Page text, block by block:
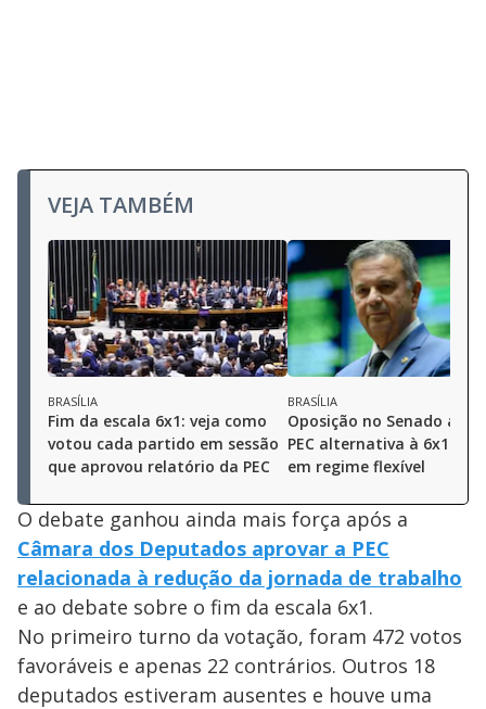
VEJA TAMBÉM
BRASÍLIA
Fim da escala 6x1: veja como
votou cada partido em sessão
que aprovou relatório da PEC
BRASÍLIA
Oposição no Senado
PEC alternativa à 6x1
em regime flexível
O debate ganhou ainda mais força após a
Câmara dos Deputados aprovar a PEC
relacionada à redução da jornada de trabalho
e ao debate sobre o fim da escala 6x1.
No primeiro turno da votação, foram 472 votos
favoráveis e apenas 22 contrários. Outros 18
deputados estiveram ausentes e houve uma